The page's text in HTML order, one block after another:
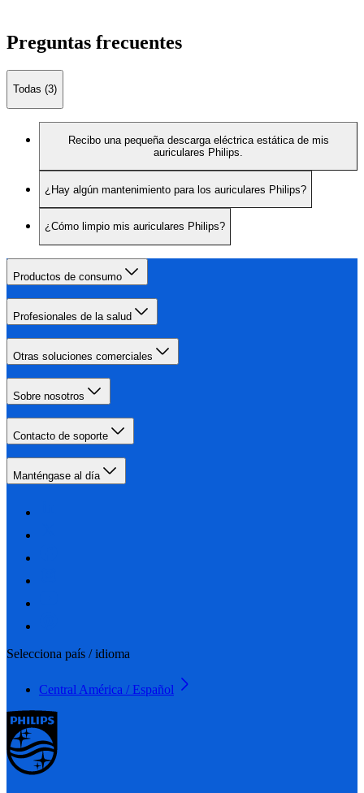
Preguntas frecuentes
Todas (3)
Recibo una pequeña descarga eléctrica estática de mis
auriculares Philips.
¿Hay algún mantenimiento para los auriculares Philips?
¿Cómo limpio mis auriculares Philips?
Productos de consumo
Profesionales de la salud
Otras soluciones comerciales
Sobre nosotros
Contacto de soporte
Manténgase al día
Selecciona país / idioma
Central América / Español